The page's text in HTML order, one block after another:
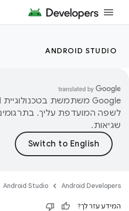
ANDROID STUDIO
לשפה המועדפת עליך. בתרגומים
שגיאות.
Android Developers
Android Studio
המידע עזר לך?